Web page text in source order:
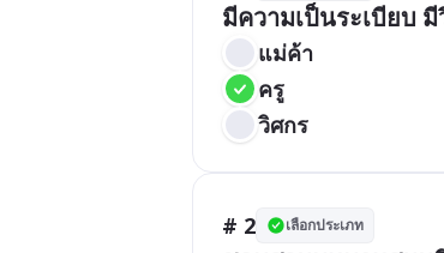
มีความเป็นระเบียบ
แม่ค้า
ครู
วิศกร
# 2 เลือกประเภท